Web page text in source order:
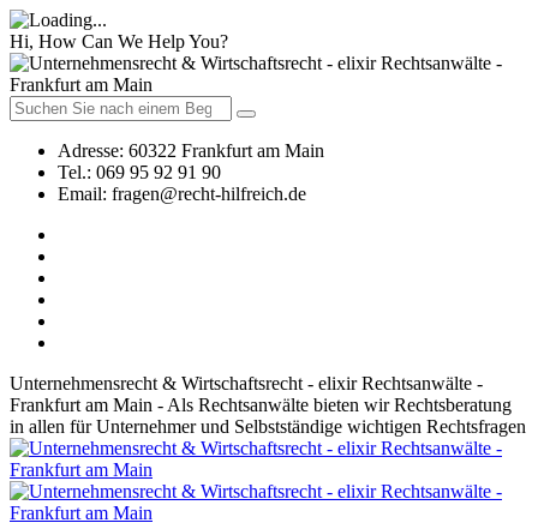
Hi, How Can We Help You?
Adresse: 60322 Frankfurt am Main
Tel.: 069 95 92 91 90
Email: fragen@recht-hilfreich.de
Unternehmensrecht & Wirtschaftsrecht - elixir Rechtsanwälte -
Frankfurt am Main - Als Rechtsanwälte bieten wir Rechtsberatung
in allen für Unternehmer und Selbstständige wichtigen Rechtsfragen